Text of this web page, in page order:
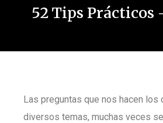
52 Tips Prácticos
Las preguntas que nos hacen los
diversos temas, muchas veces